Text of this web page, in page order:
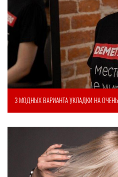
3 МОДНЫХ ВАРИАНТА УКЛАДКИ НА